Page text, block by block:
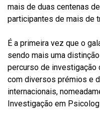
mais de duas centenas
participantes de mais de
É a primeira vez que o
sendo mais uma
percurso de investigação
com diversos prémios e
internacionais,
Investigação em